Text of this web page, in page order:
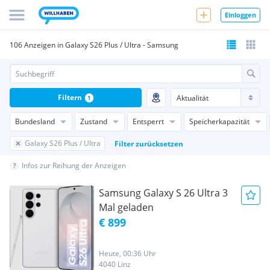
Einloggen
106 Anzeigen in Galaxy S26 Plus / Ultra - Samsung
Bundesland Zustand Entsperrt Speicherkapazität
Galaxy S26 Plus / Ultra Filter zurücksetzen
Filtern 1
Infos zur Reihung der Anzeigen
Samsung Galaxy S 26 Ultra 3
Mal geladen
€ 899
Heute, 00:36 Uhr
4040 Linz